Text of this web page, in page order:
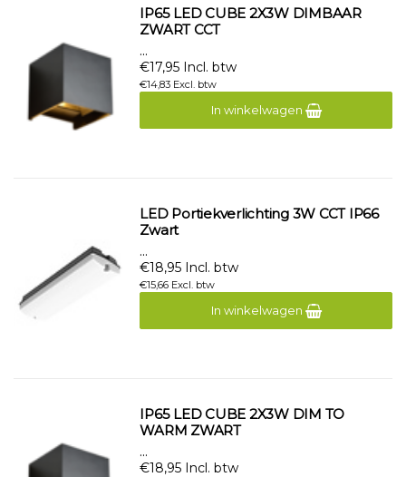
IP65 LED CUBE 2X3W DIMBAAR
ZWART CCT
...
€17,95 Incl. btw
€14,83 Excl. btw
In winkelwagen
LED Portiekverlichting 3W CCT IP66
Zwart
...
€18,95 Incl. btw
€15,66 Excl. btw
In winkelwagen
IP65 LED CUBE 2X3W DIM TO
WARM ZWART
...
€18,95 Incl. btw